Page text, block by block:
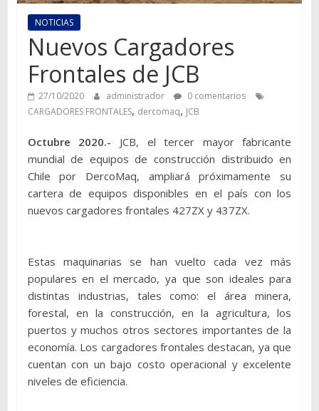
NOTICIAS
Nuevos Cargadores
Frontales de JCB
27/10/2020 administrador
0 comentarios
CARGADORES FRONTALES, dercomaq, JCB
Octubre 2020.- JCB, el tercer mayor fabricante
mundial de equipos de construcción distribuido en
Chile por DercoMaq, ampliará próximamente su
cartera de equipos disponibles en el país con los
nuevos cargadores frontales 427ZX y 437ZX.
Estas maquinarias se han vuelto cada vez más
populares en el mercado, ya que son ideales para
distintas industrias, tales como: el área minera,
forestal, en la construcción, en la agricultura, los
puertos y muchos otros sectores importantes de la
economía. Los cargadores frontales destacan, ya que
cuentan con un bajo costo operacional y excelente
niveles de eficiencia.